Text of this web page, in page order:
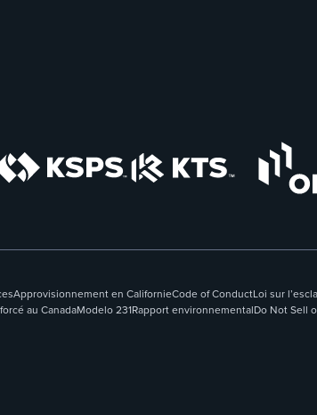
Approvisionnement en CalifornieCode of ConductLoi sur
au CanadaModelo 231Rapport environnementalDo Not Sell